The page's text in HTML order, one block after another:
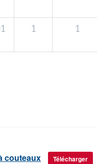
1 1
couteaux Télécharger